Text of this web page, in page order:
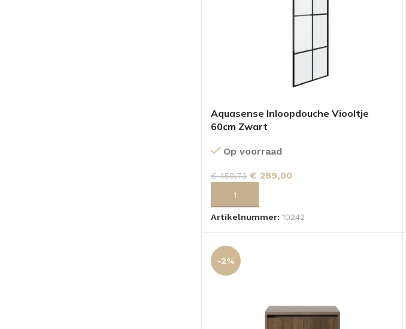
Aquasense Inloopdouche Viooltje
60cm Zwart
Op voorraad
€450,73 € 289,00
TOEVOEGEN AAN WINKELWAGEN
Artikelnummer: 10242
-2%